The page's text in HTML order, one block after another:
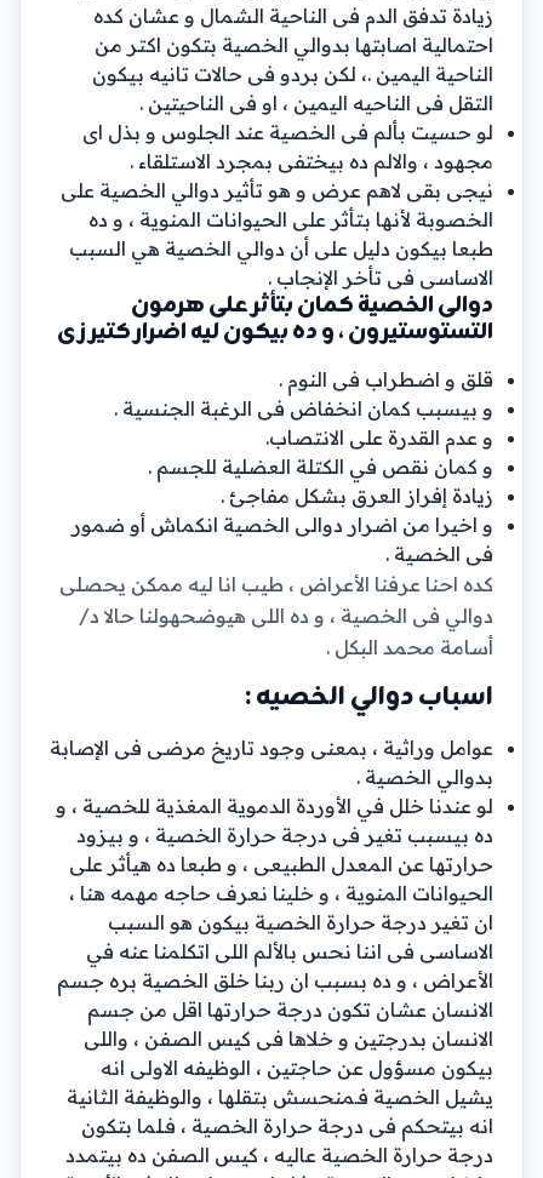
زيادة تدفق الدم فى الناحية الشمال و عشان كده
احتمالية اصابتها بدوالي الخصية بتكون اكتر من
الناحية اليمين .، لكن بردو فى حالات تانيه بيكون
التقل فى الناحيه اليمين ، او فى الناحيتين .
لو حسيت بألم فى الخصية عند الجلوس و بذل اى
مجهود ، والالم ده بيختفى بمجرد الاستلقاء .
نيجى بقى لاهم عرض و هو تأثير دوالي الخصية على
الخصوبة لأنها بتأثر على الحيوانات المنوية ، و ده
طبعا بيكون دليل على أن دوالي الخصية هي السبب
الاساسى فى تأخر الإنجاب .
دوالى الخصية كمان بتأثر على هرمون
التستوستيرون ، و ده بيكون ليه اضرار كتير زى
قلق و اضطراب فى النوم .
و بيسبب كمان انخفاض فى الرغبة الجنسية .
و عدم القدرة على الانتصاب.
و كمان نقص في الكتلة العضلية للجسم .
زيادة إفراز العرق بشكل مفاجئ .
و اخيرا من اضرار دوالى الخصية انكماش أو ضمور
فى الخصية .
كده احنا عرفنا الأعراض ، طيب انا ليه ممكن يحصلى
دوالي فى الخصية ، و ده اللى هيوضحهولنا حالا د/
أسامة محمد البكل .
اسباب دوالي الخصيه :
عوامل وراثية ، بمعنى وجود تاريخ مرضى فى الإصابة
بدوالي الخصية .
لو عندنا خلل في الأوردة الدموية المغذية للخصية ، و
ده بيسبب تغير فى درجة حرارة الخصية ، و بيزود
حرارتها عن المعدل الطبيعى ، و طبعا ده هيأثر على
الحيوانات المنوية ، و خلينا نعرف حاجه مهمه هنا ،
ان تغير درجة حرارة الخصية بيكون هو السبب
الاساسى فى اننا نحس بالألم اللى اتكلمنا عنه في
الأعراض ، و ده بسبب ان ربنا خلق الخصية بره جسم
الانسان عشان تكون درجة حرارتها اقل من جسم
الانسان بدرجتين و خلاها فى كيس الصفن ، واللى
بيكون مسؤول عن حاجتين ، الوظيفه الاولى انه
يشيل الخصية فـمنحسش بتقلها ، والوظيفة الثانية
انه بيتحكم فى درجة حرارة الخصية ، فـلما بتكون
درجة حرارة الخصية عاليه ، كيس الصفن ده بيتمدد